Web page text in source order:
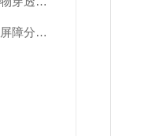
气包装材料微生物屏障分等试验仪